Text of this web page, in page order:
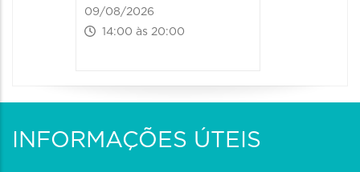
09/08/2026
14:00 às 20:00
INFORMAÇÕES ÚTEIS